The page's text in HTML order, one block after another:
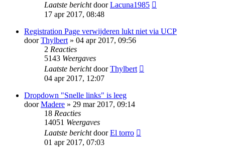
Laatste berichtdoorLacuna1985
17 apr 2017, 08:48
Registration Page verwijderen lukt niet via UCP
doorThylbert» 04 apr 2017, 09:56
2 Reacties
5143 Weergaves
Laatste berichtdoorThylbert
04 apr 2017, 12:07
Dropdown "Snelle links" is leeg
doorMadere » 29 mar 2017, 09:14
18 Reacties
14051 Weergaves
Laatste berichtdoorEl torro
01 apr 2017, 07:03